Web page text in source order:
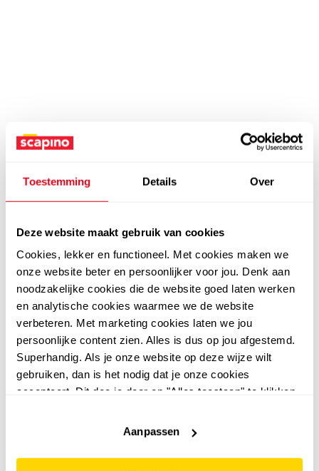
Toestemming Details Over
Deze website maakt gebruik van cookies
Cookies, lekker en functioneel. Met cookies maken we
onze website beter en persoonlijker voor jou. Denk aan
noodzakelijke cookies die de website goed laten werken
en analytische cookies waarmee we de website
verbeteren. Met marketing cookies laten we jou
persoonlijke content zien. Alles is dus op jou afgestemd.
Superhandig. Als je onze website op deze wijze wilt
gebruiken, dan is het nodig dat je onze cookies
accepteert. Dit doe je door op "Alles toestaan" te klikken.
website niet optimaal functioneert.
Aanpassen